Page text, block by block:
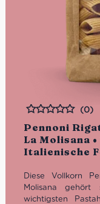
Pennoni
La Molisana
Italienische
Bewertet
(0)
Diese Vollkorn
Molisana
wichtigsten